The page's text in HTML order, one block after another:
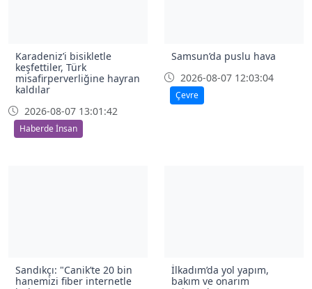
Karadeniz’i bisikletle
keşfettiler, Türk
misafirperverliğine hayran
kaldılar
2026-08-07 13:01:42
Haberde İnsan
Samsun’da puslu hava
2026-08-07 12:03:04
Çevre
Sandıkçı: "Canik’te 20 bin
hanemizi fiber internetle
İlkadım’da yol yapım,
bakım ve onarım